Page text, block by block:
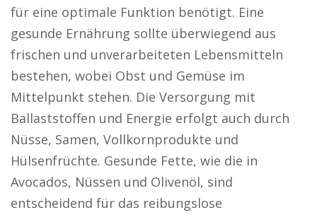
für eine optimale Funktion benötigt. Eine
gesunde Ernährung sollte überwiegend aus
frischen und unverarbeiteten Lebensmitteln
bestehen, wobei Obst und Gemüse im
Mittelpunkt stehen. Die Versorgung mit
Ballaststoffen und Energie erfolgt auch durch
Nüsse, Samen, Vollkornprodukte und
Hülsenfrüchte. Gesunde Fette, wie die in
Avocados, Nüssen und Olivenöl, sind
entscheidend für das reibungslose